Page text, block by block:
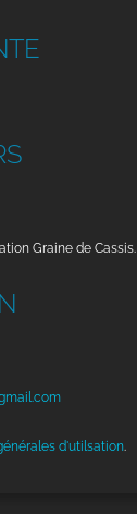
Graine de Cassis.
d'utilsation.